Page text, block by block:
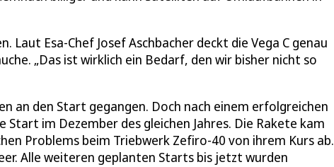
Esa-Chef Josef Aschbacher deckt die Vega C genau
„Das ist wirklich ein Bedarf, den wir bisher nicht so
an den Start gegangen. Doch nach einem erfolgreichen
im Dezember des gleichen Jahres. Die Rakete kam
Problems beim Triebwerk Zefiro-40 von ihrem Kurs ab.
Alle weiteren geplanten Starts bis jetzt wurden